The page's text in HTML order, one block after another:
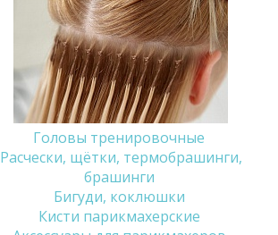
Головы тренировочные
Расчески, щётки, термобрашинги,
брашинги
Бигуди, коклюшки
Кисти парикмахерские